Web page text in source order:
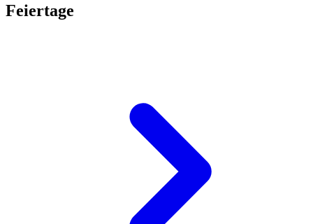
Feiertage